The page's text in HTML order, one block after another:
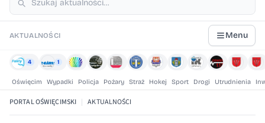
AKTUALNOŚCI Menu
4 1
Oświęcim Wypadki Policja Pożary Straż Hokej Sport Drogi Utrudnienia
PORTAL OŚWIĘCIMSKI | AKTUALNOŚCI